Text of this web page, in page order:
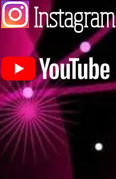
Instagram